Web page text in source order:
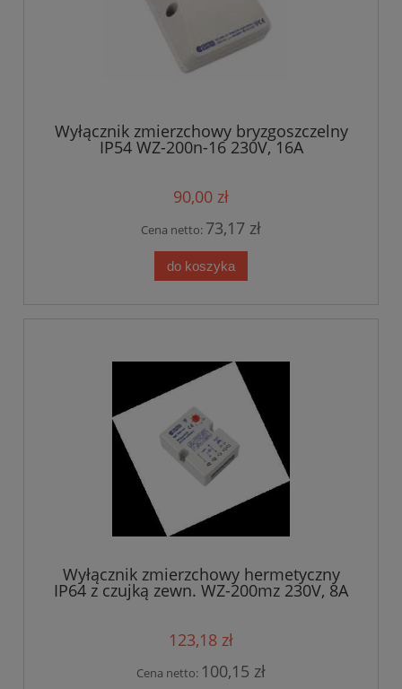
Wyłącznik zmierzchowy bryzgoszczelny
IP54 WZ-200n-16 230V, 16A
90,00 zł
Cena netto: 73,17 zł
do koszyka
Wyłącznik zmierzchowy hermetyczny
IP64 z czujką zewn. WZ-200mz 230V, 8A
123,18 zł
Cena netto: 100,15 zł